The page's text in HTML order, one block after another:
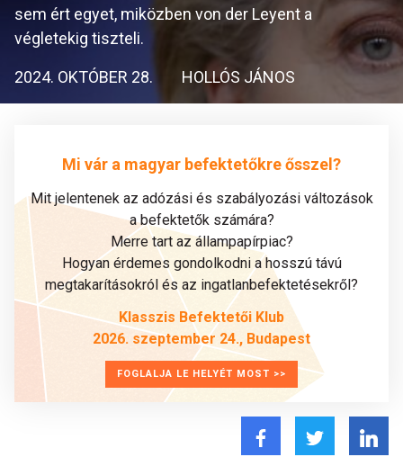
sem ért egyet, miközben von der Leyent a
végletekig tiszteli.
2024. OKTÓBER 28. HOLLÓS JÁNOS
Mi vár a magyar befektetőkre ősszel?
Mit jelentenek az adózási és szabályozási változások
a befektetők számára?
Merre tart az állampapírpiac?
Hogyan érdemes gondolkodni a hosszú távú
megtakarításokról és az ingatlanbefektetésekről?
Klasszis Befektetői Klub
2026. szeptember 24., Budapest
FOGLALJA LE HELYÉT MOST >>